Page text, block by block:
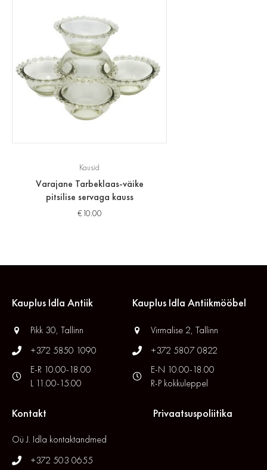
Kausid
Varajane Tarbeklaas-väike
pitsilise servaga kauss
€10.00
Kauplus Idla Antiik
Pikk 30, Tallinn
+372 5850 1090
E-R 10.00-18.00
L 11.00-15.00
Kauplus Idla Antiikmööbel
Virmalise 2, Tallinn
+372 5807 0822
E-N 10.00-18.00
R-P kokkuleppel
Kontakt
Oü J. Idla kontaktandmed
+372 503 0655
Privaatsuspoliitika